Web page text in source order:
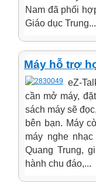
Nam đã phối
Giáo dục Trung...
Máy hỗ trợ
eZ-
cần mở máy,
sách máy sẽ
bên bạn. Máy
máy nghe
Quang Trung,
hành chu đáo,...